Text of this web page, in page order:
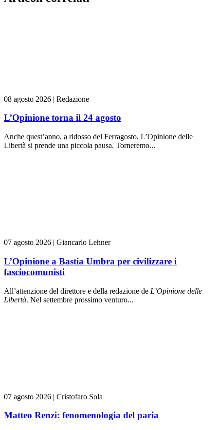
08 agosto 2026 | Redazione
L’Opinione torna il 24 agosto
Anche quest’anno, a ridosso del Ferragosto, L’Opinione delle
Libertà si prende una piccola pausa. Torneremo...
07 agosto 2026 | Giancarlo Lehner
L’Opinione a Bastia Umbra per civilizzare i
fasciocomunisti
All’attenzione del direttore e della redazione de L’Opinione delle
Libertà. Nel settembre prossimo venturo...
07 agosto 2026 | Cristofaro Sola
Matteo Renzi: fenomenologia del paria